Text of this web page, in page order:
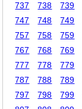
737
738 739
747
748 749
757
758 759
767
768 769
777
778 779
787
788 789
797
798 799